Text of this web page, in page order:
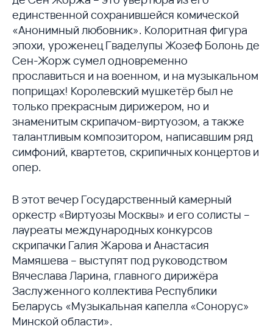
единственной сохранившейся комической
«Анонимный любовник». Колоритная фигура
эпохи, уроженец Гваделупы Жозеф Болонь де
Сен-Жорж сумел одновременно
прославиться и на военном, и на музыкальном
поприщах! Королевский мушкетёр был не
только прекрасным дирижером, но и
знаменитым скрипачом-виртуозом, а также
талантливым композитором, написавшим ряд
симфоний, квартетов, скрипичных концертов и
опер.
В этот вечер Государственный камерный
оркестр «Виртуозы Москвы» и его солисты –
лауреаты международных конкурсов
скрипачки Галия Жарова и Анастасия
Мамяшева – выступят под руководством
Вячеслава Ларина, главного дирижёра
Заслуженного коллектива Республики
Беларусь «Музыкальная капелла «Сонорус»
Минской области».